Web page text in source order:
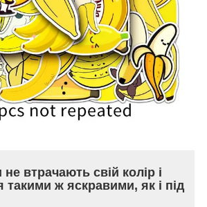
втрачають свій колір і
ж яскравими, як і під